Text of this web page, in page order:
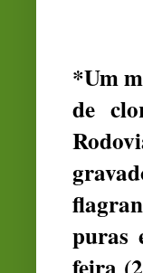
*Um
de
puras